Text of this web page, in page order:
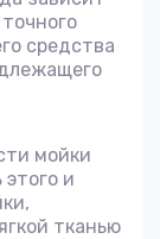
средства
мойки
и
тканью